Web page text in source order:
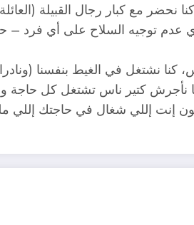
مع كبار رجال القبيلة
عدم توجيه السلاح على أي فرد
في الغيط بنفسنا (ونادرا
نأجرش كتير ناس تشتغل كل
إنت إللي شغال في حاجتك